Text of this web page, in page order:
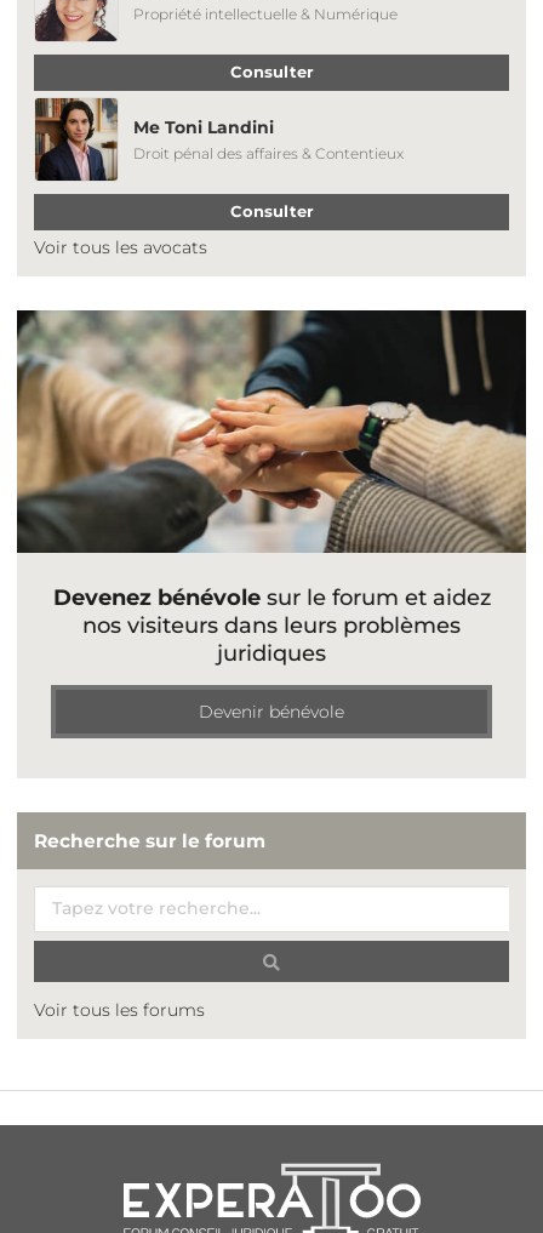
Propriété intellectuelle & Numérique
Consulter
Me Toni Landini
Droit pénal des affaires & Contentieux
Consulter
Voir tous les avocats
Devenez bénévolesur le forum et aidez
nos visiteurs dans leurs problèmes
juridiques
Devenir bénévole
Recherche sur le forum
Voir tous les forums